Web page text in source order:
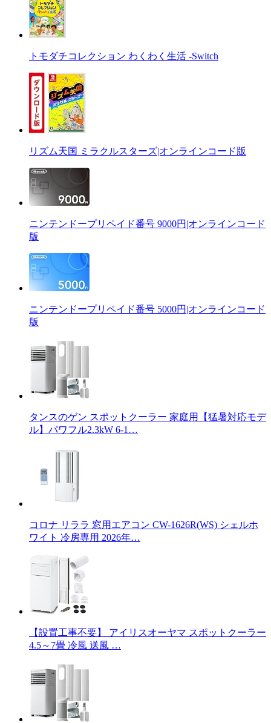
トモダチコレクション わくわく生活 -Switch
リズム天国 ミラクルスターズ|オンラインコード版
ニンテンドープリペイド番号 9000円|オンラインコード
版
ニンテンドープリペイド番号 5000円|オンラインコード
版
タンスのゲン スポットクーラー 家庭用【猛暑対応モデ
ル】パワフル2.3kW 6-1…
コロナ リララ 窓用エアコン CW-1626R(WS) シェルホ
ワイト 冷房専用 2026年…
【設置工事不要】 アイリスオーヤマ スポットクーラー
4.5～7畳 冷風 送風 …